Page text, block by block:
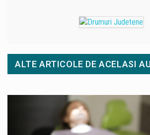
ALTE ARTICOLE DE ACELASI